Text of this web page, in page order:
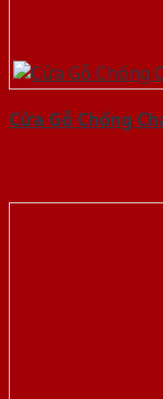
Cửa Gỗ Chống